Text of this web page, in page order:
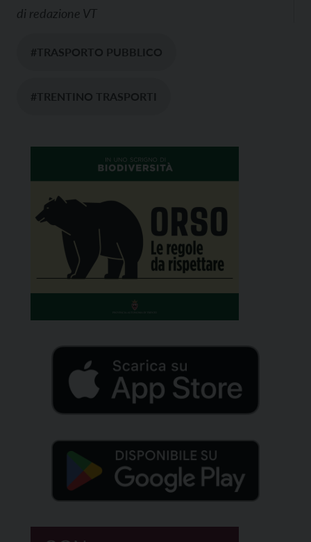
di redazione VT
#TRASPORTO PUBBLICO
#TRENTINO TRASPORTI